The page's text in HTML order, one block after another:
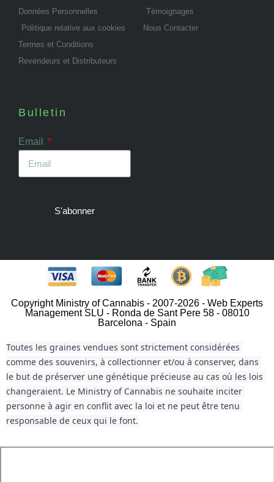
Données Personnelles
Politique relative aux cookies
Termes et Conditions
Revendeurs et Distributeurs
Témoignages
Nous Contacter
Bulletin
Email
S'abonner
Copyright Ministry of Cannabis - 2007-2026 - Web Experts
Management SLU - Ronda de Sant Pere 58 - 08010
Barcelona - Spain
Toutes les graines vendues sont strictement considérées
comme des souvenirs, à collectionner et/ou à conserver, dans
le but de préserver une génétique précieuse au cas où les lois
changeraient. Le Ministry of Cannabis ne souhaite inciter
personne à agir en conflit avec la loi et ne peut être tenu
responsable de ceux qui le font.